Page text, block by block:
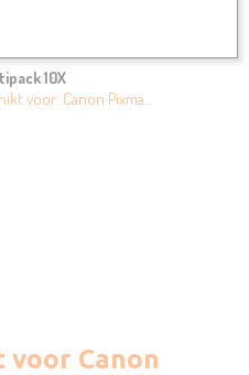
10X
voor: Canon Pixma…
Canon